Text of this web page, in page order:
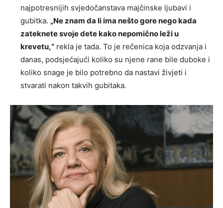
najpotresnijih svjedočanstava majčinske ljubavi i
gubitka. „Ne znam da li ima nešto gore nego kada
zateknete svoje dete kako nepomično leži u
krevetu,“ rekla je tada. To je rečenica koja odzvanja i
danas, podsjećajući koliko su njene rane bile duboke i
koliko snage je bilo potrebno da nastavi živjeti i
stvarati nakon takvih gubitaka.